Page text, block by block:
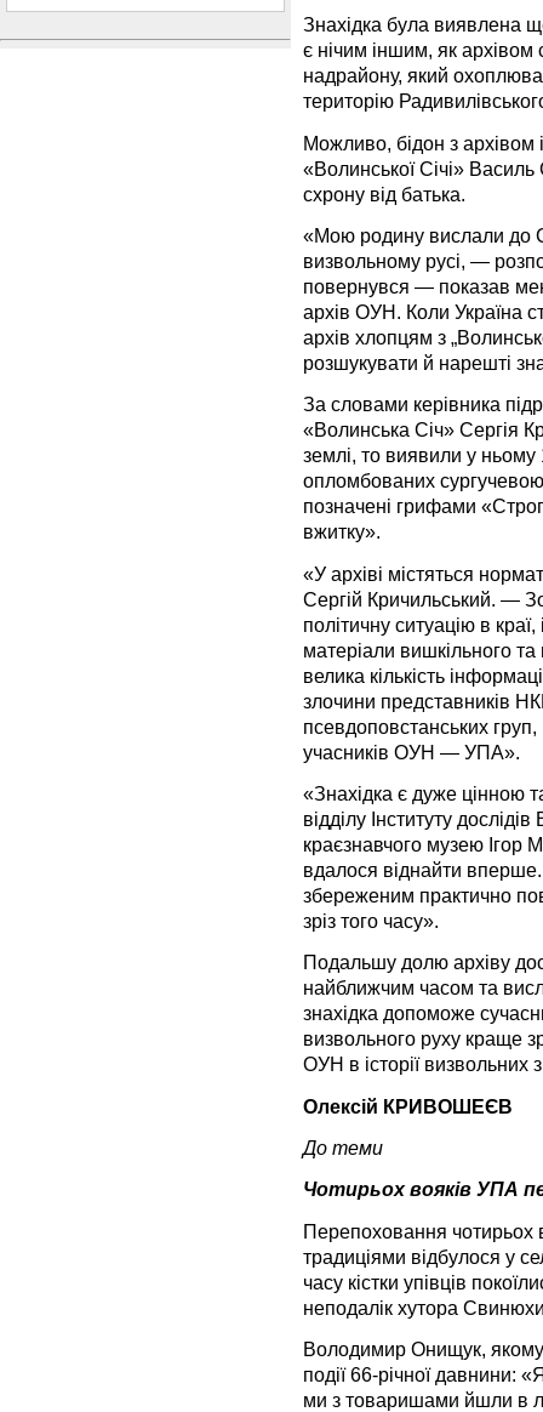
Знахідка була виявлена
є нічим іншим, як
надрайону, який
територію
Можливо, бідон з архівом
«Волинської Січі»
схрону від батька.
«Мою родину вислали до
визвольному русі, —
повернувся — показав
архів ОУН. Коли Україна
архів хлопцям з
розшукувати й нарешті
За словами керівника
«Волинська Січ» Сергія
землі, то виявили у
опломбованих сургучевою
позначені грифами
вжитку».
«У архіві містяться
Сергій Кричильський. —
політичну ситуацію в краї,
матеріали вишкільного
велика кількість
злочини представників
псевдоповстанських
учасників ОУН — УПА».
«Знахідка є дуже цінною
відділу Інституту
краєзнавчого музею Ігор
вдалося віднайти
збереженим практично
зріз того часу».
Подальшу долю архіву
найближчим часом та
знахідка допоможе
визвольного руху краще
ОУН в історії визвольних
Олексій КРИВОШЕЄВ
До теми
Чотирьох вояків УПА
Перепоховання чотирьох
традиціями відбулося у
часу кістки упівців
неподалік хутора
Володимир Онищук, якому
події 66-річної давнини:
ми з товаришами йшли в